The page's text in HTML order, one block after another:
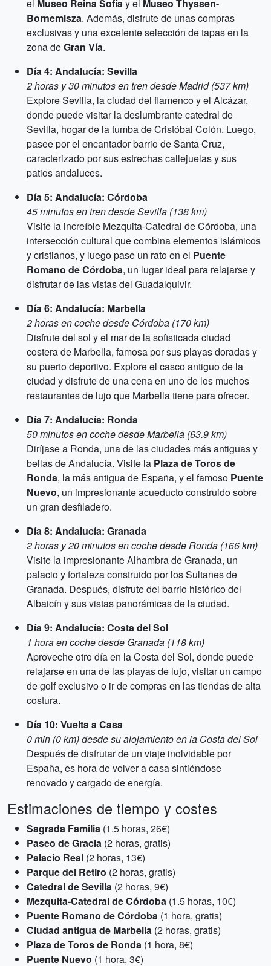
el Museo Reina Sofíay el Museo Thyssen-
Bornemisza. Además, disfrute de unas compras
exclusivas y una excelente selección de tapas en la
zona deGran Vía.
Día 4: Andalucía: Sevilla
2 horas y 30 minutos en tren desde Madrid (537 km)
Explore Sevilla, la ciudad del flamenco y el Alcázar,
donde puede visitar la deslumbrante catedral de
Sevilla, hogar de la tumba de Cristóbal Colón. Luego,
pasee por el encantador barrio de Santa Cruz,
caracterizado por sus estrechas callejuelas y sus
patios andaluces.
Día 5: Andalucía: Córdoba
45 minutos en tren desde Sevilla (138 km)
Visite la increíble Mezquita-Catedral de Córdoba, una
intersección cultural que combina elementos islámicos
y cristianos, y luego pase un rato en el Puente
Romano de Córdoba, un lugar ideal para relajarse y
disfrutar de las vistas del Guadalquivir.
Día 6: Andalucía: Marbella
2 horas en coche desde Córdoba (170 km)
Disfrute del sol y el mar de la sofisticada ciudad
costera de Marbella, famosa por sus playas doradas y
su puerto deportivo. Explore el casco antiguo de la
ciudad y disfrute de una cena en uno de los muchos
restaurantes de lujo que Marbella tiene para ofrecer.
Día 7: Andalucía: Ronda
50 minutos en coche desde Marbella (63.9 km)
Diríjase a Ronda, una de las ciudades más antiguas y
bellas de Andalucía. Visite la Plaza de Toros de
Ronda, la más antigua de España, y el famoso Puente
Nuevo, un impresionante acueducto construido sobre
un gran desfiladero.
Día 8: Andalucía: Granada
2 horas y 20 minutos en coche desde Ronda (166 km)
Visite la impresionante Alhambra de Granada, un
palacio y fortaleza construido por los Sultanes de
Granada. Después, disfrute del barrio histórico del
Albaicín y sus vistas panorámicas de la ciudad.
Día 9: Andalucía: Costa del Sol
1 hora en coche desde Granada (118 km)
Aproveche otro día en la Costa del Sol, donde puede
relajarse en una de las playas de lujo, visitar un campo
de golf exclusivo o ir de compras en las tiendas de alta
costura.
Día 10: Vuelta a Casa
0 min (0 km) desde su alojamiento en la Costa del Sol
Después de disfrutar de un viaje inolvidable por
España, es hora de volver a casa sintiéndose
renovado y cargado de energía.
Estimaciones de tiempo y costes
Sagrada Familia (1.5 horas, 26€)
Paseo de Gracia (2 horas, gratis)
Palacio Real (2 horas, 13€)
Parque del Retiro (2 horas, gratis)
Catedral de Sevilla (2 horas, 9€)
Mezquita-Catedral de Córdoba (1.5 horas, 10€)
Puente Romano de Córdoba (1 hora, gratis)
Ciudad antigua de Marbella (2 horas, gratis)
Plaza de Toros de Ronda (1 hora, 8€)
Puente Nuevo (1 hora, 3€)